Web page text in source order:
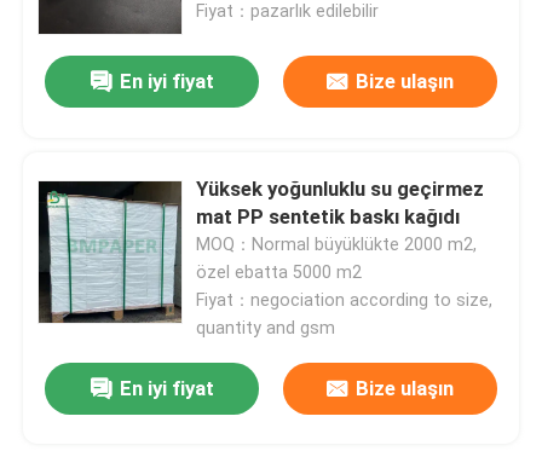
Ana sayfa
Ürünler
Hakkımızda
Kalite kontrol
Fiyat：pazarlık edilebilir
En iyi fiyat Bize ulaşın
Yüksek yoğunluklu su geçirmez
mat PP sentetik baskı kağıdı
MOQ：Normal büyüklükte 2000 m2,
özel ebatta 5000 m2
Fiyat：negociation according to size,
quantity and gsm
En iyi fiyat Bize ulaşın